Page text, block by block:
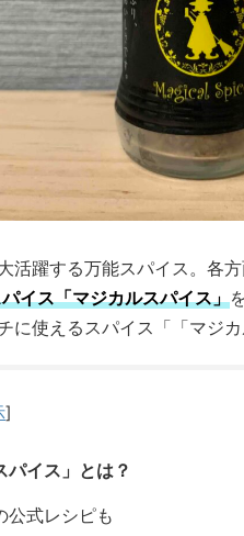
活躍する万能スパイス。各
イス「マジカルスパイス」
に使えるスパイス「「マジ
]
パイス」とは？
公式レシピも